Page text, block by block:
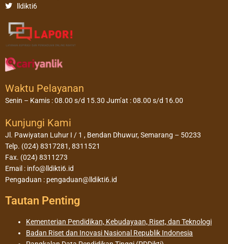
lldikti6
Waktu Pelayanan
Senin – Kamis : 08.00 s/d 15.30 Jum’at : 08.00 s/d 16.00
Kunjungi Kami
Jl. Pawiyatan Luhur I / 1 , Bendan Dhuwur, Semarang – 50233
Telp. (024) 8317281, 8311521
Fax. (024) 8311273
Email : info@lldikti6.id
Pengaduan : pengaduan@lldikti6.id
Tautan Penting
Kementerian Pendidikan, Kebudayaan, Riset, dan Teknologi
Badan Riset dan Inovasi Nasional Republik Indonesia